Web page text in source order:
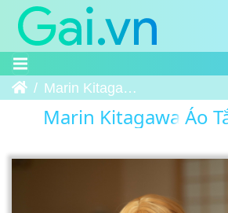
Trang chủMarin Kitagawa Áo Tắm 20
Marin Kitagawa Áo